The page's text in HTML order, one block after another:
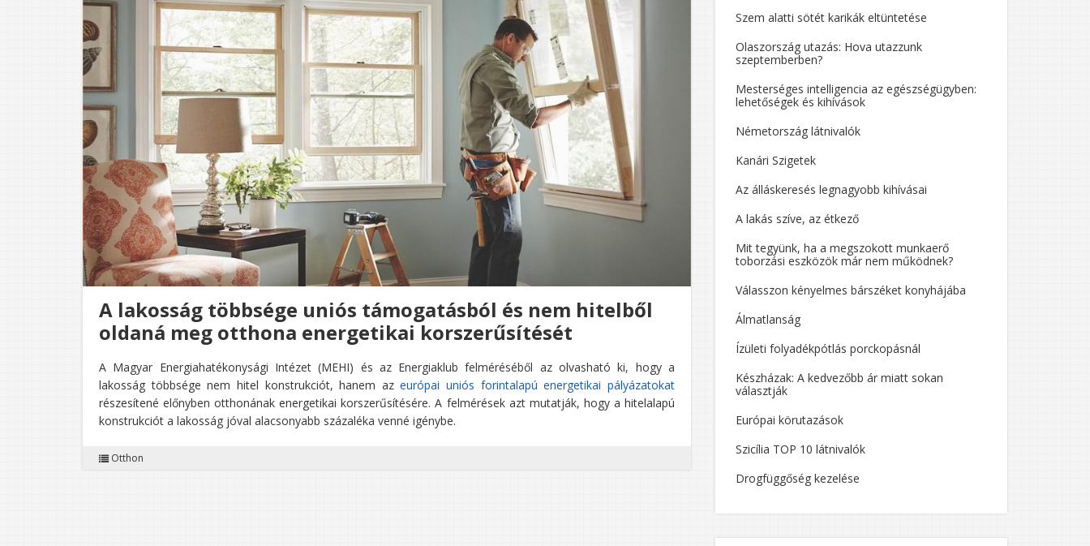
A lakosság többsége uniós támogatásból és nem hitelből
oldaná meg otthona energetikai korszerűsítését
A Magyar Energiahatékonysági Intézet (MEHI) és az Energiaklub felméréséből az olvasható ki, hogy a
lakosság többsége nem hitel konstrukciót, hanem azeurópai uniós forintalapú energetikai pályázatokat
részesítené előnyben otthonának energetikai korszerűsítésére. A felmérések azt mutatják, hogy a hitelalapú
konstrukciót a lakosság jóval alacsonyabb százaléka venné igénybe.
Otthon
Szem alatti sötét karikák eltüntetése
Olaszország utazás: Hova utazzunk
szeptemberben?
Mesterséges intelligencia az egészségügyben:
lehetőségek és kihívások
Németország látnivalók
Kanári Szigetek
Az álláskeresés legnagyobb kihívásai
A lakás szíve, az étkező
Mit tegyünk, ha a megszokott munkaerő
toborzási eszközök már nem működnek?
Válasszon kényelmes bárszéket konyhájába
Álmatlanság
Ízületi folyadékpótlás porckopásnál
Készházak: A kedvezőbb ár miatt sokan
választják
Európai körutazások
Szicília TOP 10 látnivalók
Drogfüggőség kezelése